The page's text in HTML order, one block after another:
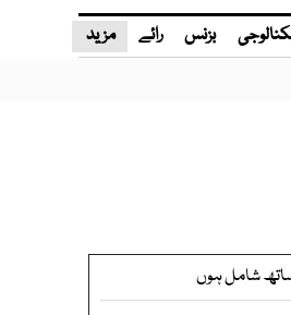
بزنس رائے مزید
شامل ہوں